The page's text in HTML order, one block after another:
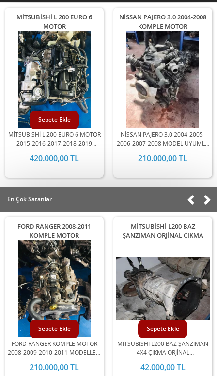
BULAMADIĞINIZ ÜRÜNLER VE FİYAT BİLGİSİ İÇİN BİZİMLE
İLETİŞİME GEÇİNİZ.
MİTSUBİSHİ L 200 EURO 6
MOTOR
MİTSUBİSHİ L 200 EURO 6 MOTOR
2015-2016-2017-2018-2019
420.000,00 TL
Sepete Ekle
NİSSAN PAJERO 3.0 2004-2008
KOMPLE MOTOR
NİSSAN PAJERO 3.0 2004-2005-
2006-2007-2008 MODEL UYUMLU
210.000,00 TL
En Çok Satanlar
FORD RANGER 2008-2011
KOMPLE MOTOR
FORD RANGER KOMPLE MOTOR
2008-2009-2010-2011 MODELLERİ
210.000,00 TL
Sepete Ekle
MİTSUBİSHİ L200 BAZ
ŞANZIMAN ORJİNAL ÇIKMA
MİTSUBİSHİ L200 BAZ ŞANZIMAN
4X4 ÇIKMA ORJİNAL
42.000,00 TL
Sepete Ekle